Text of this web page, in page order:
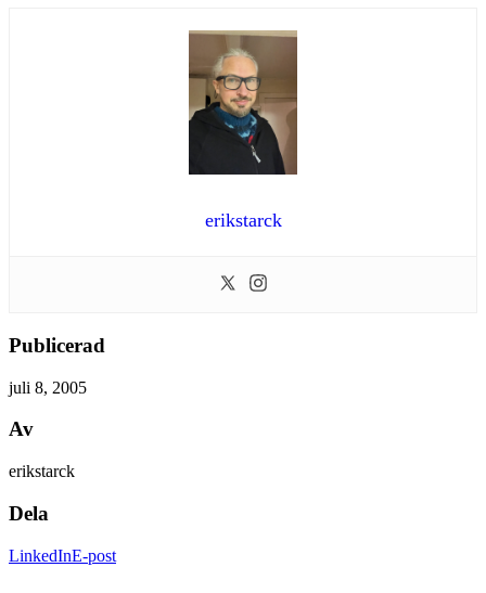
erikstarck
Publicerad
juli 8, 2005
Av
erikstarck
Dela
LinkedInE-post